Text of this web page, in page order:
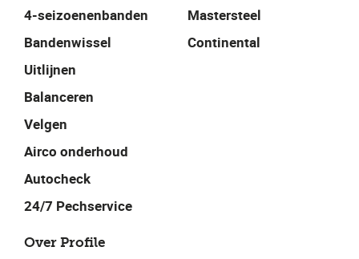
4-seizoenenbanden
Bandenwissel
Uitlijnen
Balanceren
Velgen
Airco onderhoud
Autocheck
24/7 Pechservice
Mastersteel
Continental
Over Profile